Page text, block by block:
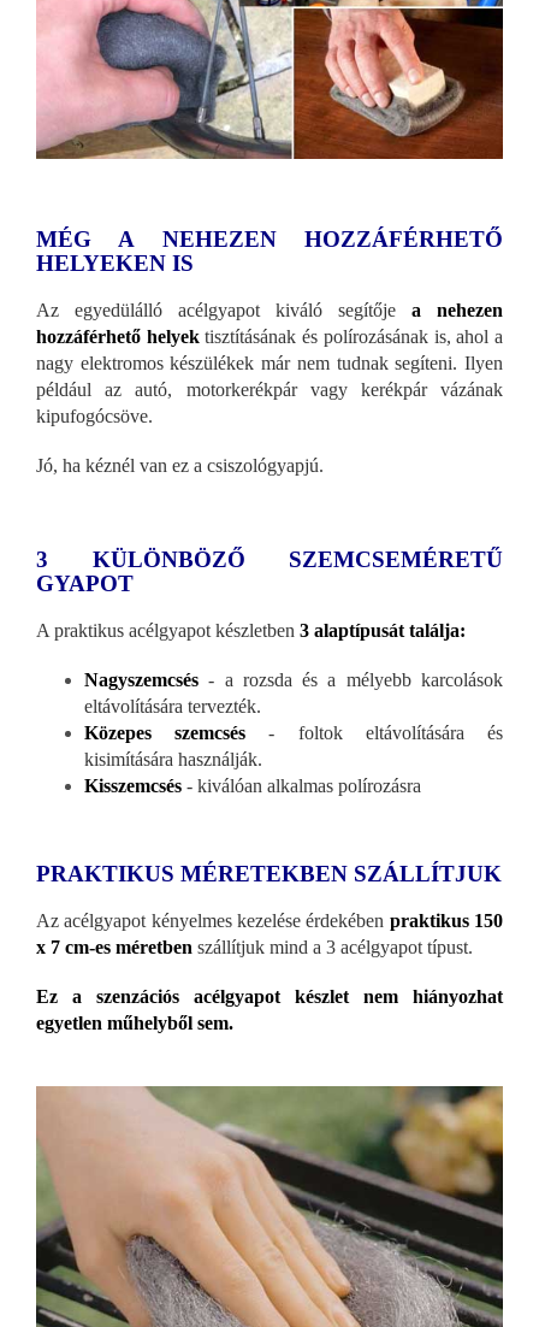
MÉG A NEHEZEN HOZZÁFÉRHETŐ
HELYEKEN IS
Az egyedülálló acélgyapot kiváló segítője a nehezen
hozzáférhető helyektisztításának és polírozásának is, ahol a
nagy elektromos készülékek már nem tudnak segíteni. Ilyen
például az autó, motorkerékpár vagy kerékpár vázának
kipufogócsöve.
Jó, ha kéznél van ez a csiszológyapjú.
3 KÜLÖNBÖZŐ SZEMCSEMÉRETŰ
GYAPOT
A praktikus acélgyapot készletben 3 alaptípusát találja:
Nagyszemcsés- a rozsda és a mélyebb karcolások
eltávolítására tervezték.
Közepes szemcsés- foltok eltávolítására és
kisimítására használják.
Kisszemcsés - kiválóan alkalmas polírozásra
PRAKTIKUS MÉRETEKBEN SZÁLLÍTJUK
Az acélgyapot kényelmes kezelése érdekében praktikus 150
x 7 cm-es méretben szállítjuk mind a 3 acélgyapot típust.
Ez a szenzációs acélgyapot készlet nem hiányozhat
egyetlen műhelyből sem.